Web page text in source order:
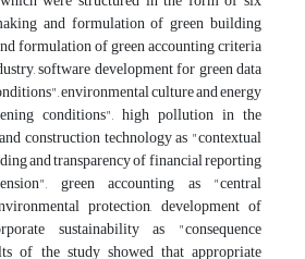
and formulation of green building
formulation of green accounting criteria
software development for green data
environmental culture and energy
conditions", high pollution in the
construction technology as "contextual
and transparency of financial reporting
green accounting as "central
protection, development of
sustainability as "consequence
of the study showed that appropriate